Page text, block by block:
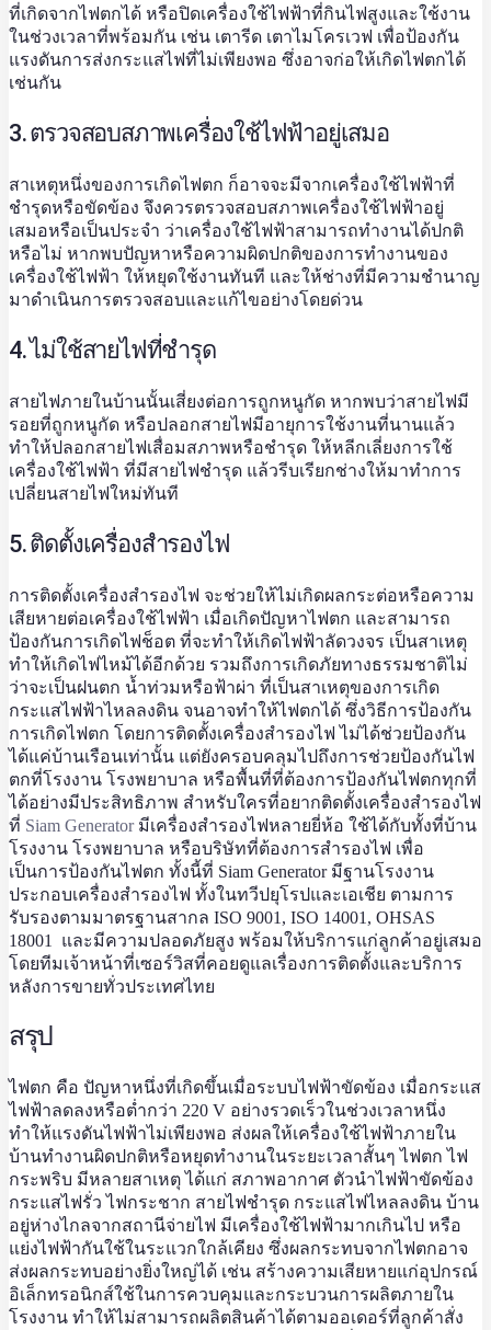
ที่เกิดจากไฟตกได้ หรือปิดเครื่องใช้ไฟฟ้าที่กินไฟสูงและใช้งาน
ในช่วงเวลาที่พร้อมกัน เช่น เตารีด เตาไมโครเวฟ เพื่อป้องกัน
แรงดันการส่งกระแสไฟที่ไม่เพียงพอ ซึ่งอาจก่อให้เกิดไฟตกได้
เช่นกัน
3. ตรวจสอบสภาพเครื่องใช้ไฟฟ้าอยู่เสมอ
สาเหตุหนึ่งของการเกิดไฟตก ก็อาจจะมีจากเครื่องใช้ไฟฟ้าที่
ชำรุดหรือขัดข้อง จึงควรตรวจสอบสภาพเครื่องใช้ไฟฟ้าอยู่
เสมอหรือเป็นประจำ ว่าเครื่องใช้ไฟฟ้าสามารถทำงานได้ปกติ
หรือไม่ หากพบปัญหาหรือความผิดปกติของการทำงานของ
เครื่องใช้ไฟฟ้า ให้หยุดใช้งานทันที และให้ช่างที่มีความชำนาญ
มาดำเนินการตรวจสอบและแก้ไขอย่างโดยด่วน
4. ไม่ใช้สายไฟที่ชำรุด
สายไฟภายในบ้านนั้นเสี่ยงต่อการถูกหนูกัด หากพบว่าสายไฟมี
รอยที่ถูกหนูกัด หรือปลอกสายไฟมีอายุการใช้งานที่นานแล้ว
ทำให้ปลอกสายไฟเสื่อมสภาพหรือชำรุด ให้หลีกเลี่ยงการใช้
เครื่องใช้ไฟฟ้า ที่มีสายไฟชำรุด แล้วรีบเรียกช่างให้มาทำการ
เปลี่ยนสายไฟใหม่ทันที
5. ติดตั้งเครื่องสำรองไฟ
การติดตั้งเครื่องสำรองไฟ จะช่วยให้ไม่เกิดผลกระต่อหรือความ
เสียหายต่อเครื่องใช้ไฟฟ้า เมื่อเกิดปัญหาไฟตก และสามารถ
ป้องกันการเกิดไฟช็อต ที่จะทำให้เกิดไฟฟ้าลัดวงจร เป็นสาเหตุ
ทำให้เกิดไฟไหม้ได้อีกด้วย รวมถึงการเกิดภัยทางธรรมชาติไม่
ว่าจะเป็นฝนตก น้ำท่วมหรือฟ้าผ่า ที่เป็นสาเหตุของการเกิด
กระแสไฟฟ้าไหลลงดิน จนอาจทำให้ไฟตกได้ ซึ่งวิธีการป้องกัน
การเกิดไฟตก โดยการติดตั้งเครื่องสำรองไฟ ไม่ได้ช่วยป้องกัน
ได้แค่บ้านเรือนเท่านั้น แต่ยังครอบคลุมไปถึงการช่วยป้องกันไฟ
ตกที่โรงงาน โรงพยาบาล หรือพื้นที่ที่ต้องการป้องกันไฟตกทุกที่
ได้อย่างมีประสิทธิภาพ สำหรับใครที่อยากติดตั้งเครื่องสำรองไฟ
ที่ Siam Generatorมีเครื่องสำรองไฟหลายยี่ห้อ ใช้ได้กับทั้งที่บ้าน
โรงงาน โรงพยาบาล หรือบริษัทที่ต้องการสำรองไฟ เพื่อ
เป็นการป้องกันไฟตก ทั้งนี้ที่ Siam Generator มีฐานโรงงาน
ประกอบเครื่องสำรองไฟ ทั้งในทวีปยุโรปและเอเชีย ตามการ
รับรองตามมาตรฐานสากล ISO 9001, ISO 14001, OHSAS
18001 และมีความปลอดภัยสูง พร้อมให้บริการแก่ลูกค้าอยู่เสมอ
โดยทีมเจ้าหน้าที่เซอร์วิสที่คอยดูแลเรื่องการติดตั้งและบริการ
หลังการขายทั่วประเทศไทย
สรุป
ไฟตก คือ ปัญหาหนึ่งที่เกิดขึ้นเมื่อระบบไฟฟ้าขัดข้อง เมื่อกระแส
ไฟฟ้าลดลงหรือต่ำกว่า 220 V อย่างรวดเร็วในช่วงเวลาหนึ่ง
ทำให้แรงดันไฟฟ้าไม่เพียงพอ ส่งผลให้เครื่องใช้ไฟฟ้าภายใน
บ้านทำงานผิดปกติหรือหยุดทำงานในระยะเวลาสั้นๆ ไฟตก ไฟ
กระพริบ มีหลายสาเหตุ ได้แก่ สภาพอากาศ ตัวนำไฟฟ้าขัดข้อง
กระแสไฟรั่ว ไฟกระชาก สายไฟชำรุด กระแสไฟไหลลงดิน บ้าน
อยู่ห่างไกลจากสถานีจ่ายไฟ มีเครื่องใช้ไฟฟ้ามากเกินไป หรือ
แย่งไฟฟ้ากันใช้ในระแวกใกล้เคียง ซึ่งผลกระทบจากไฟตกอาจ
ส่งผลกระทบอย่างยิ่งใหญ่ได้ เช่น สร้างความเสียหายแก่อุปกรณ์
อิเล็กทรอนิกส์ใช้ในการควบคุมและกระบวนการผลิตภายใน
โรงงาน ทำให้ไม่สามารถผลิตสินค้าได้ตามออเดอร์ที่ลูกค้าสั่ง